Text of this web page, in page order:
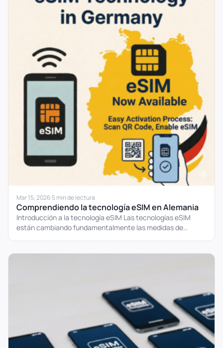
Mar 15, 2026·5 min de lectura
Comprendiendo la tecnología eSIM en Alemania
Introducción a la tecnología eSIM Las tecnologías eSIM
están cambiando fundamentalmente las medidas de